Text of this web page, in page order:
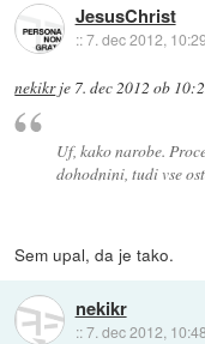
JesusChrist
::7. dec 2012, 10:29
nekikrje 7. dec 2012 ob
Uf, kako narobe.
dohodnini, tudi vse
Sem upal, da je tako.
nekikr
::7. dec 2012, 10:48